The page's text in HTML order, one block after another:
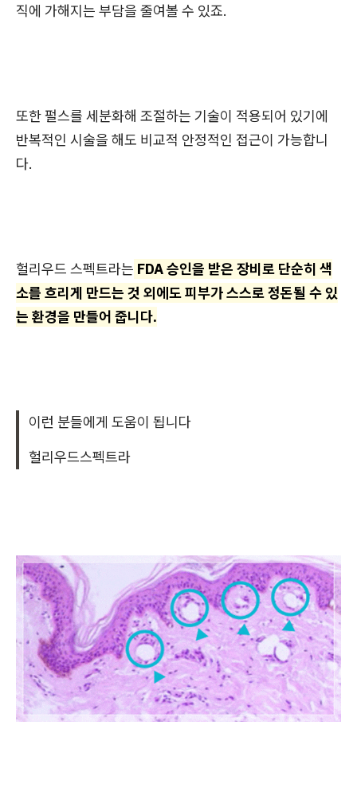
직에 가해지는 부담을 줄여볼 수 있죠.
또한 펄스를 세분화해 조절하는 기술이 적용되어 있기에
반복적인 시술을 해도 비교적 안정적인 접근이 가능합니
다.
헐리우드 스펙트라는 FDA 승인을 받은 장비로 단순히 색
소를 흐리게 만드는 것 외에도 피부가 스스로 정돈될 수 있
는 환경을 만들어 줍니다.
이런 분들에게 도움이 됩니다
헐리우드스펙트라